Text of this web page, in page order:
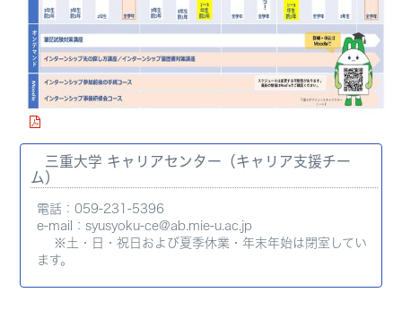
三重大学 キャリアセンター（キャリア支援チー
ム）
電話：059-231-5396
e-mail：syusyoku-ce@ab.mie-u.ac.jp
※土・日・祝日および夏季休業・年末年始は閉室してい
ます。